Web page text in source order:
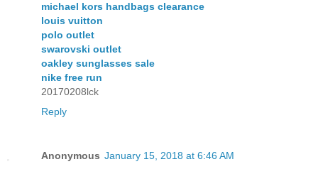
michael kors handbags clearance
louis vuitton
polo outlet
swarovski outlet
oakley sunglasses sale
nike free run
20170208lck
Reply
Anonymous January 15, 2018 at 6:46 AM